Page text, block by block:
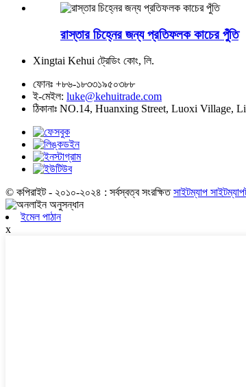
রাস্তার চিহ্নের জন্য প্রতিফলক কাচের পুঁতি
Xingtai Kehui ট্রেডিং কোং, লি.
ফোনঃ +৮৬-১৮৩৩১৯৫০৩৮৮
ই-মেইল: luke@kehuitrade.com
ঠিকানাঃ NO.14, Huanxing Street, Luoxi Village,
© কপিরাইট - ২০১০-২০২৪ : সর্বস্বত্ব সংরক্ষিতসাইটম্যাপ
ইমেল পাঠান
x